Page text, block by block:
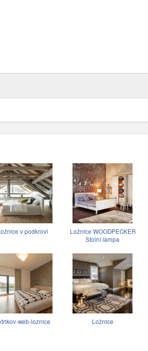
v podkroví
Ložnice WOODPECKER
Stolní lampa
web-loznice Ložnice